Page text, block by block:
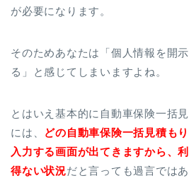
が必要になります。
そのためあなたは「個人情報を開
る」と感じてしまいますよね。
とはいえ基本的に自動車保険一括
には、
どの自動車保険一括見積も
入力する画面が出てきますから、
得ない状況だと言っても過言ではあ